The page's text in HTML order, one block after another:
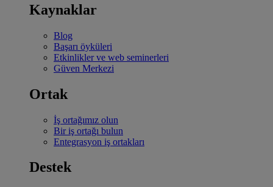
Kaynaklar
Blog
Başarı öyküleri
Etkinlikler ve web seminerleri
Güven Merkezi
Ortak
İş ortağımız olun
Bir iş ortağı bulun
Entegrasyon iş ortakları
Destek